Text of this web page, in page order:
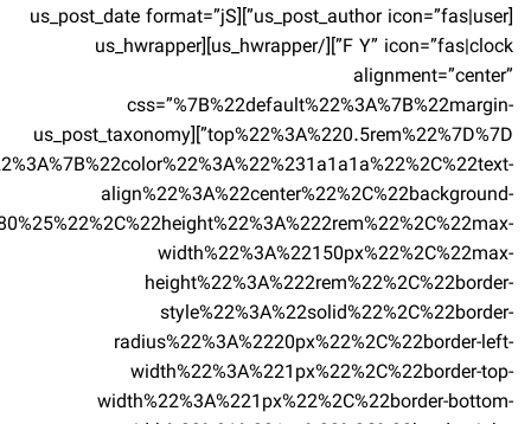
[us_post_author icon=”fas|user”][us_post_date format=”jS
F Y” icon=”fas|clock”][/us_hwrapper][us_hwrapper
alignment=”center”
css=”%7B%22default%22%3A%7B%22margin-
top%22%3A%220.5rem%22%7D%7D”][us_post_taxonomy
align%22%3A%22center%22%2C%22background-
width%22%3A%22150px%22%2C%22max-
height%22%3A%222rem%22%2C%22border-
style%22%3A%22solid%22%2C%22border-
radius%22%3A%2220px%22%2C%22border-left-
width%22%3A%221px%22%2C%22border-top-
width%22%3A%221px%22%2C%22border-bottom-